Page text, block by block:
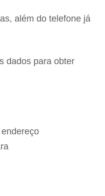
além do telefone já
dados para obter